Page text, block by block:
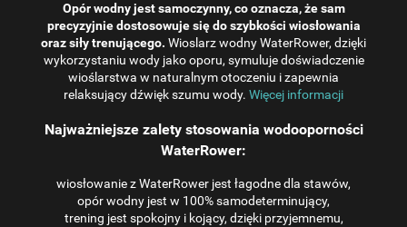
Opór wodny jest samoczynny, co oznacza, że ​​sam
precyzyjnie dostosowuje się do szybkości wiosłowania
oraz siły trenującego. Wioslarz wodny WaterRower, dzięki
wykorzystaniu wody jako oporu, symuluje doświadczenie
wioślarstwa w naturalnym otoczeniu i zapewnia
relaksujący dźwięk szumu wody. Więcej informacji
Najważniejsze zalety stosowania wodooporności
WaterRower:
wiosłowanie z WaterRower jest łagodne dla stawów,
opór wodny jest w 100% samodeterminujący,
trening jest spokojny i kojący, dzięki przyjemnemu,